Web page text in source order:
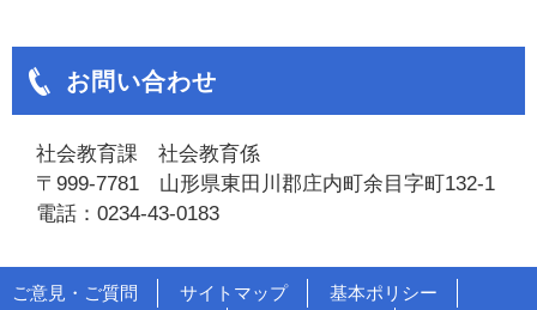
お問い合わせ
社会教育課 社会教育係
〒999-7781 山形県東田川郡庄内町余目字町132-1
電話：0234-43-0183
ご意見・ご質問 サイトマップ
基本ポリシー